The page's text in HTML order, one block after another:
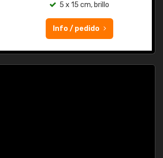
5 x 15 cm, brillo
Info / pedido